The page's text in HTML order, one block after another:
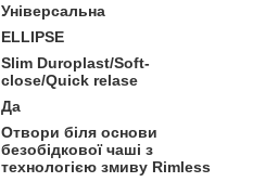
Універсальна
ELLIPSE
Slim Duroplast/Soft-
close/Quick relase
Да
Отвори біля основи
безобідкової чаші з
технологією змиву Rimless